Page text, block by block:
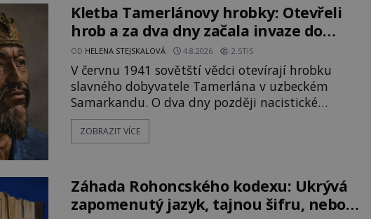
manželku má skutečně jistou
Kletba Tamerlánovy hrobky: Otevřeli
hrob a za dva dny začala invaze do
SSSR. Náhoda, nebo varování?
OD HELENA STEJSKALOVÁ 4.8.2026 2.5TIS
V červnu 1941 sovětští vědci otevírají hrobku
slavného dobyvatele Tamerlána v uzbeckém
Samarkandu. O dva dny později nacistické
Německo zahajuje operaci Barbarossa a napadá
Sovětský svaz. Shoda dat je natolik zarážející, že
fascinující souhru okolností? Když antropolog
Michail Gerasimov (1907-1970) a
ZOBRAZIT VÍCE
Záhada Rohoncského kodexu: Ukrývá
zapomenutý jazyk, tajnou šifru, nebo